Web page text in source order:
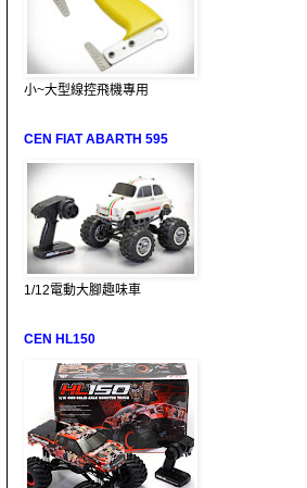
小~大型線控飛機專用
CEN FIAT ABARTH 595
1/12電動大腳趣味車
CEN HL150